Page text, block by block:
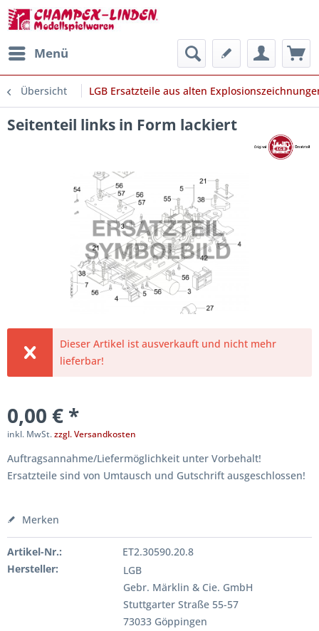
Menü
Übersicht LGB Ersatzteile aus alten
Seitenteil links in Form lackiert
Dieser Artikel ist ausverkauft und nicht mehr
lieferbar!
0,00 € *
inkl. MwSt.zzgl. Versandkosten
Auftragsannahme/Liefermöglichkeit unter Vorbehalt!
Ersatzteile sind von Umtausch und Gutschrift ausgeschlossen!
Merken
Artikel-Nr.:
ET2.30590.20.8
Hersteller:
LGB
Gebr. Märklin & Cie. GmbH
Stuttgarter Straße 55-57
73033 Göppingen